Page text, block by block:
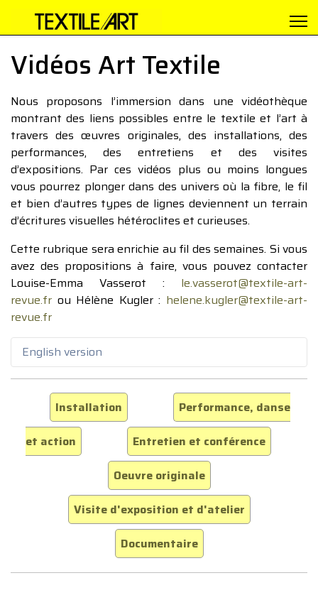
Vidéos Art Textile
Nous proposons l’immersion dans une vidéothèque
montrant des liens possibles entre le textile et l’art à
travers des œuvres originales, des installations, des
performances, des entretiens et des visites
d’expositions. Par ces vidéos plus ou moins longues
vous pourrez plonger dans des univers où la fibre, le fil
et bien d’autres types de lignes deviennent un terrain
d’écritures visuelles hétéroclites et curieuses.
Cette rubrique sera enrichie au fil des semaines. Si vous
avez des propositions à faire, vous pouvez contacter
Louise-Emma Vasserot : le.vasserot@textile-art-
revue.fr ou Hélène Kugler : helene.kugler@textile-art-
revue.fr
English version
Installation
Performance, danse
et action
Entretien et conférence
Oeuvre originale
Visite d'exposition et d'atelier
Documentaire